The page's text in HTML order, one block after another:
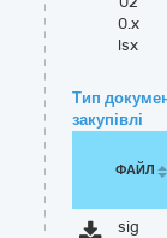
0.x
lsx
Тип
закупівлі
ФАЙЛ
sig